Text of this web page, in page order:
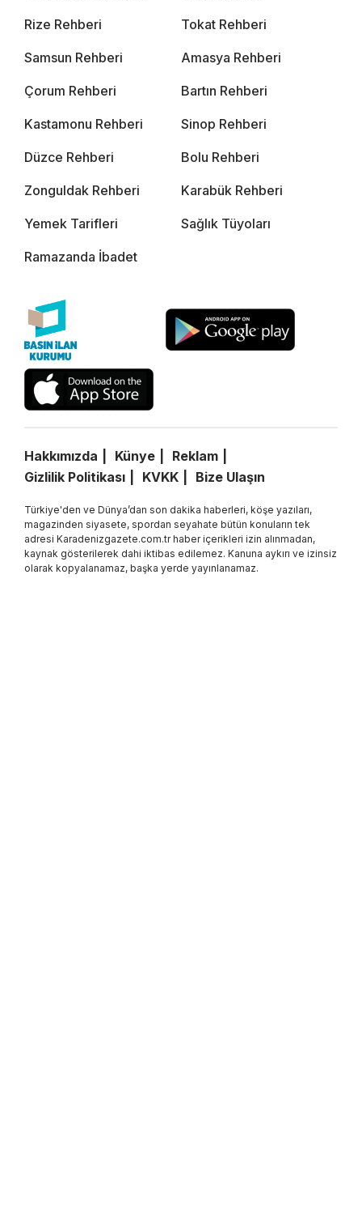
Rize Rehberi Tokat Rehberi
Samsun Rehberi Amasya Rehberi
Çorum Rehberi Bartın Rehberi
Kastamonu Rehberi Sinop Rehberi
Düzce Rehberi Bolu Rehberi
Zonguldak Rehberi Karabük Rehberi
Yemek Tarifleri Sağlık Tüyoları
Ramazanda İbadet
Hakkımızda Künye
Reklam
Gizlilik Politikası
KVKK Bize Ulaşın
Türkiye'den ve Dünya’dan son dakika haberleri, köşe yazıları,
magazinden siyasete, spordan seyahate bütün konuların tek
adresi Karadenizgazete.com.tr haber içerikleri izin alınmadan,
kaynak gösterilerek dahi iktibas edilemez. Kanuna aykırı ve izinsiz
olarak kopyalanamaz, başka yerde yayınlanamaz.